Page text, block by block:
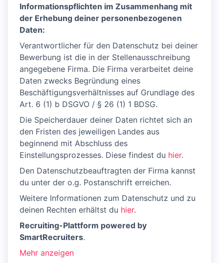
Informationspflichten im Zusammenhang mit
der Erhebung deiner personenbezogenen
Daten:
Verantwortlicher für den Datenschutz bei deiner
Bewerbung ist die in der Stellenausschreibung
angegebene Firma. Die Firma verarbeitet deine
Daten zwecks Begründung eines
Beschäftigungsverhältnisses auf Grundlage des
Art. 6 (1) b DSGVO / § 26 (1) 1 BDSG.
Die Speicherdauer deiner Daten richtet sich an
den Fristen des jeweiligen Landes aus
beginnend mit Abschluss des
Einstellungsprozesses. Diese findest du hier.
Den Datenschutzbeauftragten der Firma kannst
du unter der o.g. Postanschrift erreichen.
Weitere Informationen zum Datenschutz und zu
deinen Rechten erhältst du hier.
Recruiting-Plattform powered by
SmartRecruiters.
Mehr anzeigen